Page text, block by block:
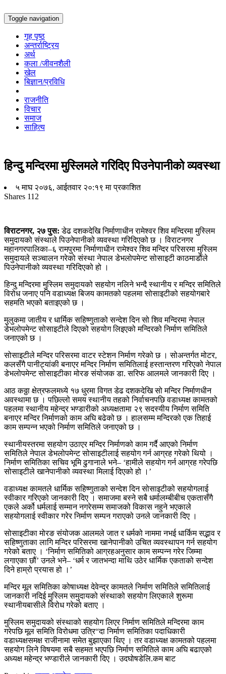
Toggle navigation
गृह पृष्ठ
अन्तर्राष्ट्रिय
अर्थ
कला /जीवनशैली
खेल
बिज्ञान/प्रविधि
राजनीति
विचार
समाज
साहित्य
हिन्दु मन्दिरमा मुस्लिमले गरिदिए पिउनेपानीको व्यवस्था
५ माघ २०७६, आईतवार २०:१९ मा प्रकाशित
Shares 112
विराटनगर, २७ पुस: डेढ दशकदेखि निर्माणाधीन रामेश्वर शिव मन्दिरमा मुस्लिम
समुदायको संस्थाले पिउनेपानीको व्यवस्था गरिदिएको छ । विराटनगर
महानगरपालिका–६ रामपुरमा निर्माणाधीन रामेश्वर शिव मन्दिर परिसरमा मुस्लिम
समुदायले सञ्चालन गरेको संस्था नेपाल डेभलोपमेन्ट सोसाइटी काठमाडौंले
पिउनेपानीको व्यवस्था गरिदिएको हो ।
हिन्दु मन्दिरमा मुस्लिम समुदायको सहयोग नलिने भन्दै स्थानीय र मन्दिर समितिले
विरोध जनाए पनि वडाध्यक्ष बिजय कामतको पहलमा सोसाइटीको सहयोगबारे
सहमति भएको बताइएको छ ।
मुलुकमा जातीय र धार्मिक सहिष्णुताको सन्देश दिन सो शिव मन्दिरमा नेपाल
डेभलोपमेन्ट सोसाइटीले दिएको सहयोग लिइएको मन्दिरको निर्माण समितिले
जनाएको छ ।
सोसाइटीले मन्दिर परिसरमा वाटर स्टेशन निर्माण गरेको छ । सोअन्तर्गत मोटर,
कलसँगै पानीट्यांकी बनाएर मन्दिर निर्माण समितिलाई हस्तान्तरण गरिएको नेपाल
डेभलोपमेन्ट सोसाइटीका मोरङ संयोजक डा. सरिफ आलमले जानकारी दिए ।
आठ कठ्ठा क्षेत्रफलमध्ये १७ धुरमा विगत डेढ दशकदेखि सो मन्दिर निर्माणधीन
अवस्थामा छ । पछिल्लो समय स्थानीय तहको निर्वाचनपछि वडाध्यक्ष कामतको
पहलमा स्थानीय महेन्द्र भण्डारीको अध्यक्षतामा २९ सदस्यीय निर्माण समिति
बनाएर मन्दिर निर्माणको काम अघि बढेको छ । हालसम्म मन्दिरको एक तिहाई
काम सम्पन्न भएको निर्माण समितिले जनाएको छ ।
स्थानीयस्तरमा सहयोग उठाएर मन्दिर निर्माणको काम गर्दै आएको निर्माण
समितिले नेपाल डेभलोपमेन्ट सोसाइटीलाई सहयोग गर्न आग्रह गरेको थियो ।
निर्माण समितिका सचिव भूमि ढुगानाले भने– ‘हामीले सहयोग गर्न आग्रह गरेपछि
सोसाइटीले खानेपानीको व्यवस्था मिलाई दिएको हो ।’
वडाध्यक्ष कामतले धार्मिक सहिष्णुताको सन्देश दिन सोसाइटीको सहयोगलाई
स्वीकार गरिएको जानकारी दिए । समाजमा बस्ने सबै धर्मालम्बीबीच एकतासँगै
एकले अर्को धर्मलाई सम्मान नगरेसम्म समाजको विकास नहुने भएकाले
सहयोगलाई स्वीकार गरेर निर्माण सम्पन गराएको उनले जानकारी दिए ।
सोसाइटीका मोरङ संयोजक आलमले जात र धर्मको नाममा नभई धार्किम सद्भाव र
सहिष्णुताका लागि मन्दिर परिसरमा खानेपानीको उचित व्यवस्थापन गर्न सहयोग
गरेको बताए । ‘निर्माण समितिको आग्रहअनुसार काम सम्पन्न गरेर जिम्मा
लगाएका छौं’ उनले भने– ‘धर्म र जातभन्दा माथि उठेर धार्मिक एकताको सन्देश
दिने हाम्रो प्रयास हो ।’
मन्दिर मूल समितिका कोषाध्यक्ष देवेन्द्र कामतले निर्माण समितिले समितिलाई
जानकारी नदिई मुस्लिम समुदायको संस्थाको सहयोग लिएकाले शुरूमा
स्थानीयबासीले विरोध गरेको बताए ।
मुस्लिम समुदायको संस्थाको सहयोग लिएर निर्माण समितिले मन्दिरमा काम
गरेपछि मूल समिति विरोधमा उत्रि“दा निर्माण समितिका पदाधिकारी
वडाध्यक्षसमक्ष राजीनामा समेत बुझाएका थिए । तर वडाध्यक्ष कामतको पहलमा
सहयोग लिने विषयमा सबै सहमत भएपछि निर्माण समितिले काम अघि बढाएको
अध्यक्ष महेन्द्र भण्डारीले जानकारी दिए । उदघोषडेलि.कम बाट